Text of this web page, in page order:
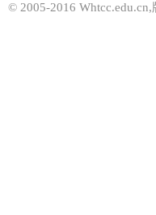
© 2005-2016